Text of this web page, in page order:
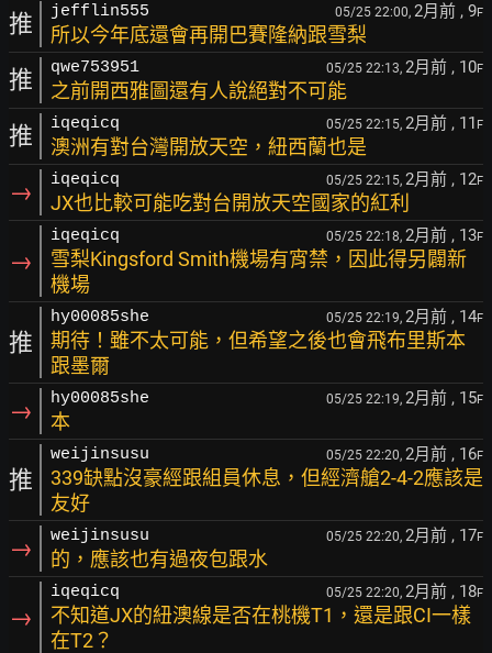
推 jefflin555 05/25 22:00, 2月前 , 9F
所以今年底還會再開巴賽隆納跟雪梨
推 qwe753951 05/25 22:13, 2月前 , 10F
之前開西雅圖還有人說絕對不可能
推 iqeqicq 05/25 22:15, 2月前 , 11 F
澳洲有對台灣開放天空，紐西蘭也是
→ iqeqicq 05/25 22:15, 2月前 , 12F
JX也比較可能吃對台開放天空國家的紅利
→
iqeqicq 05/25 22:18, 2月前 , 13F
雪梨Kingsford Smith機場有宵禁，因此得另闢新
機場
推
hy00085she 05/25 22:19, 2月前 , 14F
期待！雖不太可能，但希望之後也會飛布里斯本
跟墨爾
→ hy00085she 05/25 22:19, 2月前 , 15F
本
推
weijinsusu 05/25 22:20, 2月前 , 16F
339缺點沒豪經跟組員休息，但經濟艙2-4-2應該是
友好
→ weijinsusu 05/25 22:20, 2月前 , 17F
的，應該也有過夜包跟水
→
iqeqicq 05/25 22:20, 2月前 , 18F
不知道JX的紐澳線是否在桃機T1，還是跟CI一樣
在T2？